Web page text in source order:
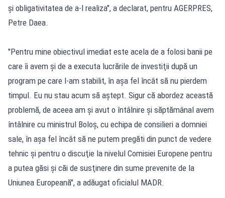
şi obligativitatea de a-l realiza", a declarat, pentru AGERPRES,
Petre Daea.
"Pentru mine obiectivul imediat este acela de a folosi banii pe
care îi avem şi de a executa lucrările de investiţii după un
program pe care l-am stabilit, în aşa fel încât să nu pierdem
timpul. Eu nu stau acum să aştept. Sigur că abordez această
problemă, de aceea am şi avut o întâlnire şi săptămânal avem
întâlnire cu ministrul Boloş, cu echipa de consilieri a domniei
sale, în aşa fel încât să ne putem pregăti din punct de vedere
tehnic şi pentru o discuţie la nivelul Comisiei Europene pentru
a putea găsi şi căi de susţinere din sume prevenite de la
Uniunea Europeană", a adăugat oficialul MADR.